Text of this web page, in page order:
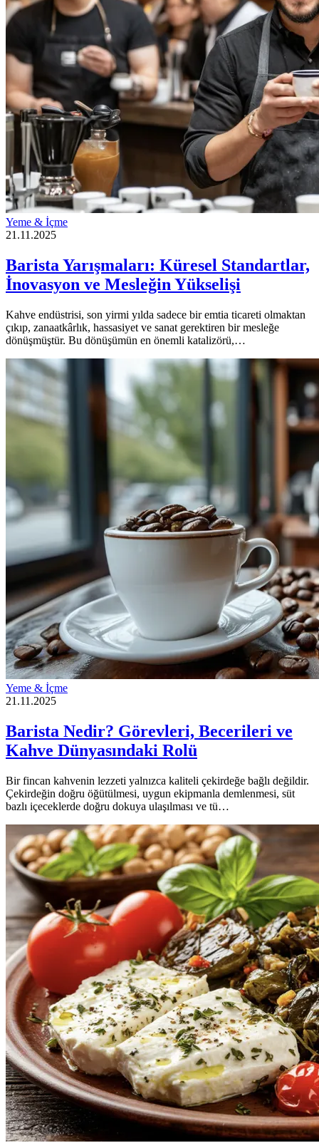
Yeme & İçme
21.11.2025
Barista Yarışmaları: Küresel Standartlar,
İnovasyon ve Mesleğin Yükselişi
Kahve endüstrisi, son yirmi yılda sadece bir emtia ticareti olmaktan
çıkıp, zanaatkârlık, hassasiyet ve sanat gerektiren bir mesleğe
dönüşmüştür. Bu dönüşümün en önemli katalizörü,…
Yeme & İçme
21.11.2025
Barista Nedir? Görevleri, Becerileri ve
Kahve Dünyasındaki Rolü
Bir fincan kahvenin lezzeti yalnızca kaliteli çekirdeğe bağlı değildir.
Çekirdeğin doğru öğütülmesi, uygun ekipmanla demlenmesi, süt
bazlı içeceklerde doğru dokuya ulaşılması ve tü…